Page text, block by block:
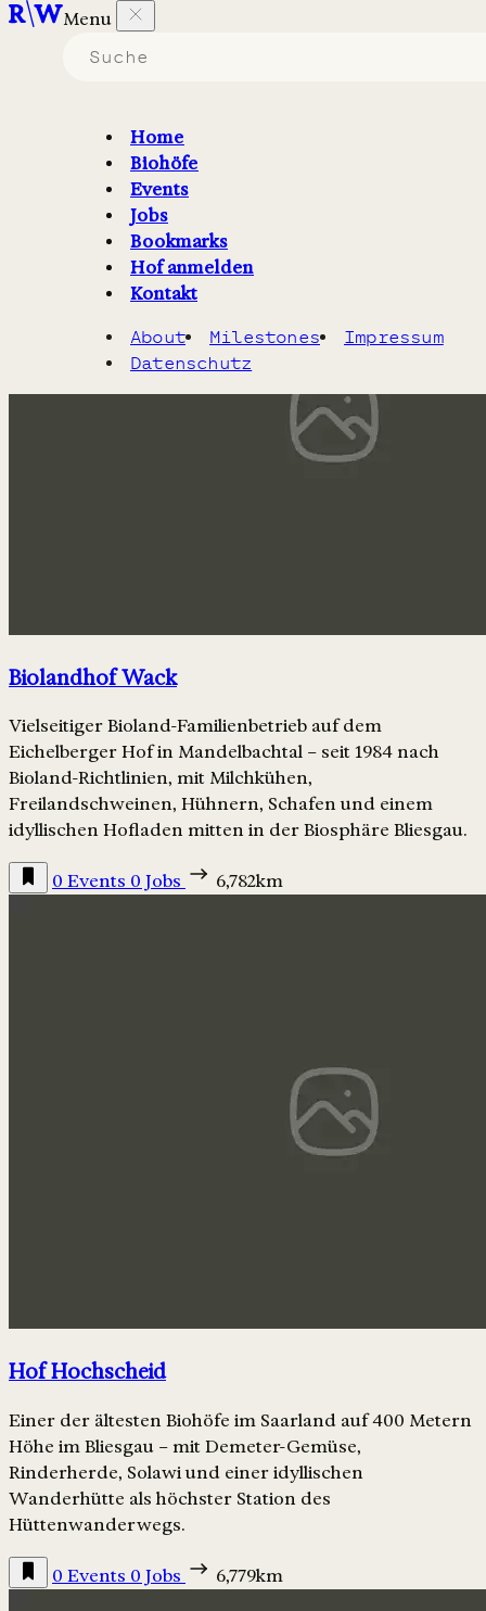
Menu
Home
Biohöfe
Events
Jobs
Bookmarks
Hof anmelden
Kontakt
About Milestones
Impressum
Datenschutz
Biohöfe in Saarland
Karte
Biolandhof Wack
Vielseitiger Bioland-Familienbetrieb auf dem
Eichelberger Hof in Mandelbachtal – seit 1984 nach
Bioland-Richtlinien, mit Milchkühen,
Freilandschweinen, Hühnern, Schafen und einem
idyllischen Hofladen mitten in der Biosphäre Bliesgau.
0 Events 0 Jobs 6,782km
Hof Hochscheid
Einer der ältesten Biohöfe im Saarland auf 400 Metern
Höhe im Bliesgau – mit Demeter-Gemüse,
Rinderherde, Solawi und einer idyllischen
Wanderhütte als höchster Station des
Hüttenwanderwegs.
0 Events 0 Jobs 6,779km